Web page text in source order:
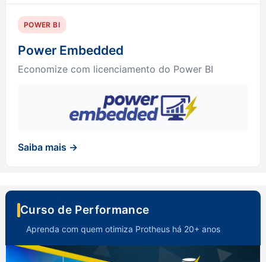
POWER BI
Power Embedded
Economize com licenciamento do Power BI
Saiba mais →
Curso de Performance
Aprenda com quem otimiza Protheus há 20+ anos